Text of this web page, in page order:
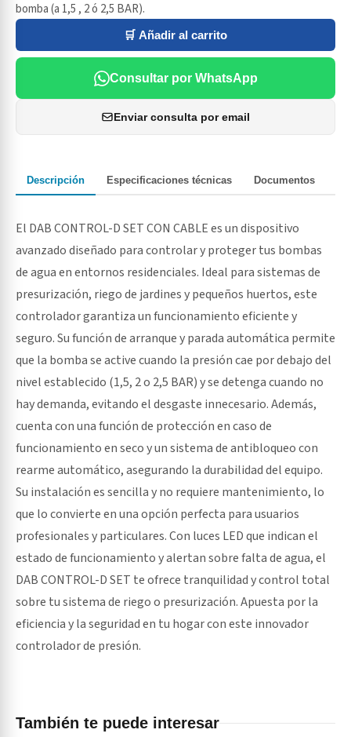
bomba (a 1,5 , 2 ó 2,5 BAR).
🛒 Añadir al carrito
Consultar por WhatsApp
Enviar consulta por email
Descripción Especificaciones técnicas Documentos
El DAB CONTROL-D SET CON CABLE es un dispositivo
avanzado diseñado para controlar y proteger tus bombas
de agua en entornos residenciales. Ideal para sistemas de
presurización, riego de jardines y pequeños huertos, este
controlador garantiza un funcionamiento eficiente y
seguro. Su función de arranque y parada automática permite
que la bomba se active cuando la presión cae por debajo del
nivel establecido (1,5, 2 o 2,5 BAR) y se detenga cuando no
hay demanda, evitando el desgaste innecesario. Además,
cuenta con una función de protección en caso de
funcionamiento en seco y un sistema de antibloqueo con
rearme automático, asegurando la durabilidad del equipo.
Su instalación es sencilla y no requiere mantenimiento, lo
que lo convierte en una opción perfecta para usuarios
profesionales y particulares. Con luces LED que indican el
estado de funcionamiento y alertan sobre falta de agua, el
DAB CONTROL-D SET te ofrece tranquilidad y control total
sobre tu sistema de riego o presurización. Apuesta por la
eficiencia y la seguridad en tu hogar con este innovador
controlador de presión.
También te puede interesar